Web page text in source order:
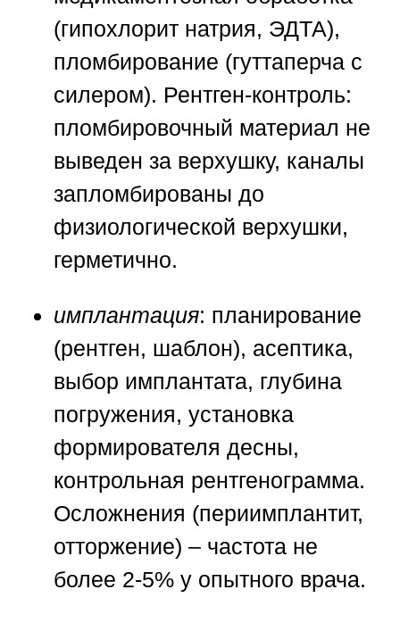
(гипохлорит натрия, ЭДТА),
пломбирование (гуттаперча с
силером). Рентген-контроль:
пломбировочный материал не
выведен за верхушку, каналы
запломбированы до
физиологической верхушки,
герметично.
имплантация: планирование
(рентген, шаблон), асептика,
выбор имплантата, глубина
погружения, установка
формирователя десны,
контрольная рентгенограмма.
Осложнения (периимплантит,
отторжение) – частота не
более 2-5% у опытного врача.